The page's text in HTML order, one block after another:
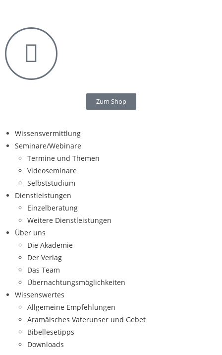
Zum Shop
Wissensvermittlung
Seminare/Webinare
Termine und Themen
Videoseminare
Selbststudium
Dienstleistungen
Einzelberatung
Weitere Dienstleistungen
Über uns
Die Akademie
Der Verlag
Das Team
Übernachtungsmöglichkeiten
Wissenswertes
Allgemeine Empfehlungen
Aramäisches Vaterunser und Gebet
Bibellesetipps
Downloads